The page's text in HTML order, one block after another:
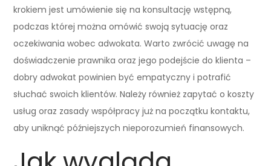
krokiem jest umówienie się na konsultację wstępną,
podczas której można omówić swoją sytuację oraz
oczekiwania wobec adwokata. Warto zwrócić uwagę na
doświadczenie prawnika oraz jego podejście do klienta –
dobry adwokat powinien być empatyczny i potrafić
słuchać swoich klientów. Należy również zapytać o koszty
usług oraz zasady współpracy już na początku kontaktu,
aby uniknąć późniejszych nieporozumień finansowych.